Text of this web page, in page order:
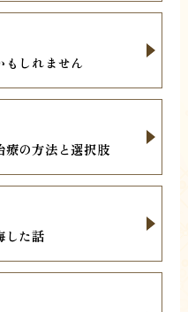
もしれません
療の方法と選択肢
した話